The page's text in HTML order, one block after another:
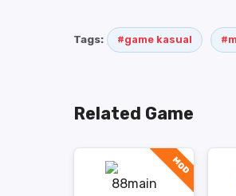
Tags: #game kasual
Related Game
MOD